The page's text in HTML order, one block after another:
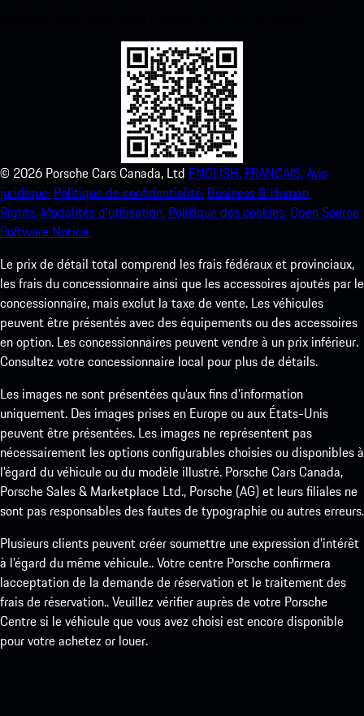
© 2026 Porsche Cars Canada, Ltd ENGLISH. FRANCAIS.Avis
juridique. Politique de confidentialité. Business & Human
Rights. Modalités d’utilisation. Politique des cookies.Open Source
Software Notice.
Le prix de détail total comprend les frais fédéraux et provinciaux,
les frais du concessionnaire ainsi que les accessoires ajoutés par le
concessionnaire, mais exclut la taxe de vente. Les véhicules
peuvent être présentés avec des équipements ou des accessoires
en option. Les concessionnaires peuvent vendre à un prix inférieur.
Consultez votre concessionnaire local pour plus de détails.
Les images ne sont présentées qu’aux fins d’information
uniquement. Des images prises en Europe ou aux États-Unis
peuvent être présentées. Les images ne représentent pas
nécessairement les options configurables choisies ou disponibles à
l’égard du véhicule ou du modèle illustré. Porsche Cars Canada,
Porsche Sales & Marketplace Ltd., Porsche (AG) et leurs filiales ne
sont pas responsables des fautes de typographie ou autres erreurs.
Plusieurs clients peuvent créer soumettre une expression d’intérêt
à l’égard du même véhicule.. Votre centre Porsche confirmera
lacceptation de la demande de réservation et le traitement des
frais de réservation.. Veuillez vérifier auprès de votre Porsche
Centre si le véhicule que vous avez choisi est encore disponible
pour votre achetez or louer.